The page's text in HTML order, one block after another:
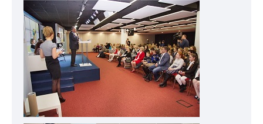
этика
На главную